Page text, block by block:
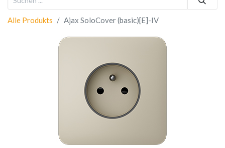
Alle Produkts Ajax SoloCover (basic)[E]-IV